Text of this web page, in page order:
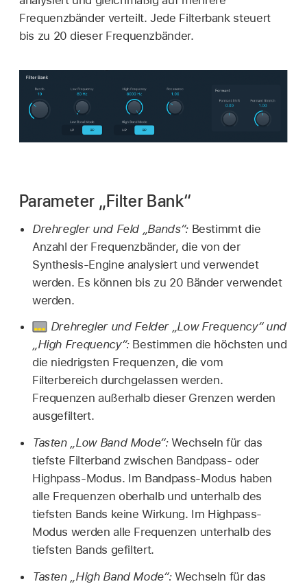
Frequenzbänder verteilt. Jede Filterbank steuert
bis zu 20 dieser Frequenzbänder.
Parameter „Filter Bank“
Drehregler und Feld „Bands“:Bestimmt die
Anzahl der Frequenzbänder, die von der
Synthesis-Engine analysiert und verwendet
werden. Es können bis zu 20 Bänder verwendet
werden.
Drehregler und Felder „Low Frequency“ und
„High Frequency“: Bestimmen die höchsten und
die niedrigsten Frequenzen, die vom
Filterbereich durchgelassen werden.
Frequenzen außerhalb dieser Grenzen werden
ausgefiltert.
Tasten „Low Band Mode“:Wechseln für das
tiefste Filterband zwischen Bandpass- oder
Highpass-Modus. Im Bandpass-Modus haben
alle Frequenzen oberhalb und unterhalb des
tiefsten Bands keine Wirkung. Im Highpass-
Modus werden alle Frequenzen unterhalb des
tiefsten Bands gefiltert.
Tasten „High Band Mode“:Wechseln für das